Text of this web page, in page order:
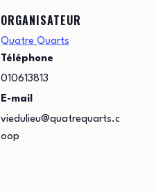
ORGANISATEUR
Quatre Quarts
Téléphone
010613813
E-mail
viedulieu@quatrequarts.c
oop